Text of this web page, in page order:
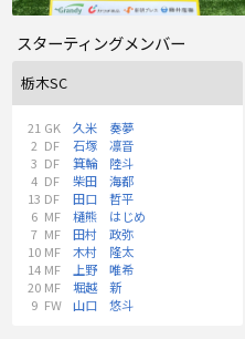
スターティングメンバー
栃木SC
21 GK
久米 奏夢
2 DF
石塚 凛音
3 DF
箕輪 陸斗
4 DF
柴田 海都
13 DF
田口 哲平
6 MF
樋熊 はじめ
7 MF
田村 政弥
10 MF
木村 隆太
14 MF
上野 唯希
20 MF
堀越 新
9 FW 山口 悠斗